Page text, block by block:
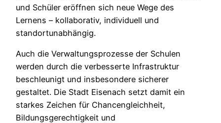
und Schüler eröffnen sich neue Wege des
Lernens – kollaborativ, individuell und
standortunabhängig.
Auch die Verwaltungsprozesse der Schulen
werden durch die verbesserte Infrastruktur
beschleunigt und insbesondere sicherer
gestaltet. Die Stadt Eisenach setzt damit ein
starkes Zeichen für Chancengleichheit,
Bildungsgerechtigkeit und